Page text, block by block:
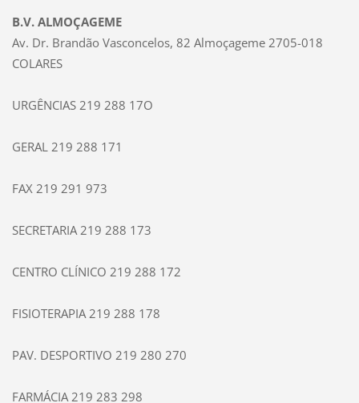
B.V. ALMOÇAGEME
Av. Dr. Brandão Vasconcelos, 82 Almoçageme 2705-018
COLARES
URGÊNCIAS 219 288 17O
GERAL 219 288 171
FAX 219 291 973
SECRETARIA 219 288 173
CENTRO CLÍNICO 219 288 172
FISIOTERAPIA 219 288 178
PAV. DESPORTIVO 219 280 270
FARMÁCIA 219 283 298